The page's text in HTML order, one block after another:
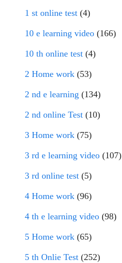
1 st online test (4)
10 e learning video (166)
10 th online test (4)
2 Home work (53)
2 nd e learning (134)
2 nd online Test (10)
3 Home work (75)
3 rd e learning video (107)
3 rd online test (5)
4 Home work (96)
4 th e learning video (98)
5 Home work (65)
5 th Onlie Test (252)